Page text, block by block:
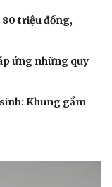
triệu đồng,
ứng những quy
Khung gầm